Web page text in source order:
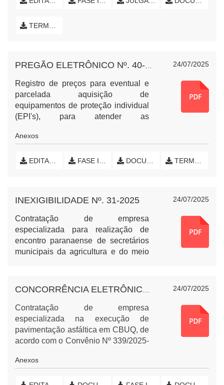
TERMO DE HOMOLOGAÇÃO E EXTRATO DE CONTRATO
24/07/2025
Registro de preços para eventual e
parcelada aquisição de
equipamentos de proteção individual
(EPI's), para atender as
Município de Nova
Anexos
EDITAL DE LICITAÇÃO FASE INTERNA (INICIAL) DOCUMENTOS EMPRESAS TERMO DE HOMOLOGAÇÃO E EXTRATO DE ATAS
24/07/2025
INEXIGIBILIDADE Nº. 31-2025
Contratação de empresa
especializada para realização de
encontro paranaense de secretários
municipais da agricultura e do meio
atender as necessidades do
Município de Nova Esperança do
Sudoeste, PR.
24/07/2025
Contratação de empresa
especializada na execução de
pavimentação asfáltica em CBUQ, de
acordo com o Convênio Nº 339/2025-
Esperança do Sudoeste, PR e o
Anexos